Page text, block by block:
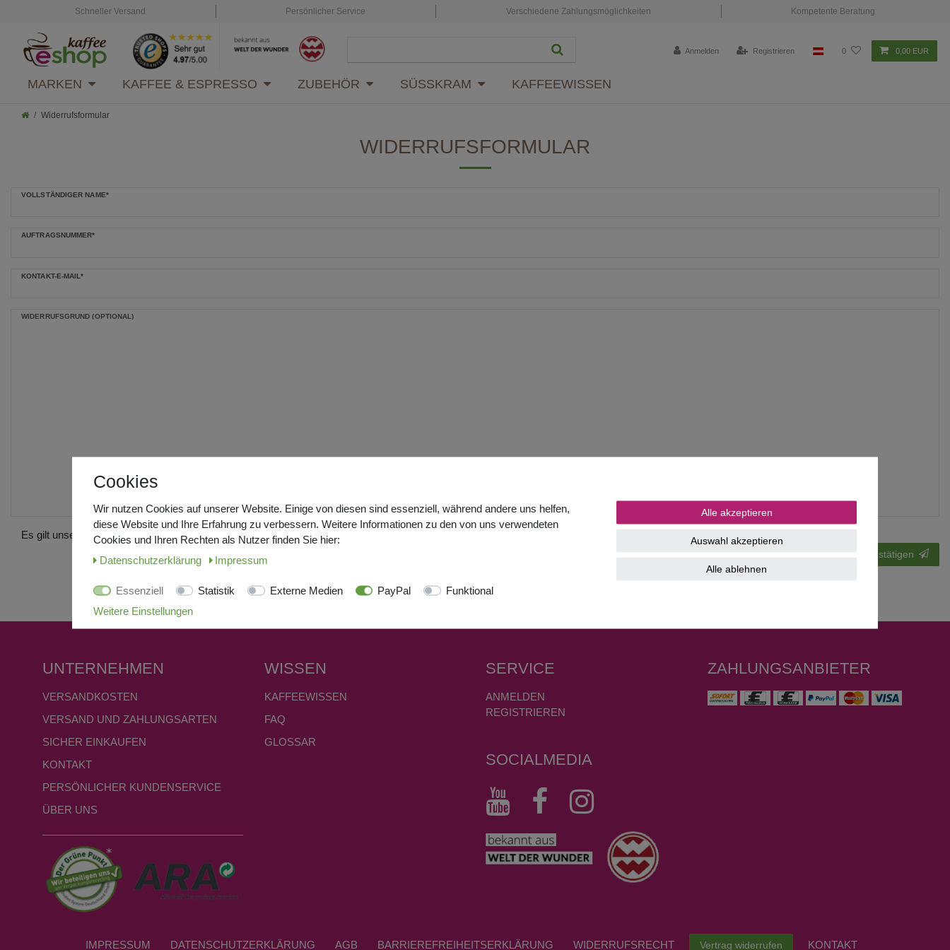
Schneller Versand Persönlicher Service Verschiedene Zahlungsmöglichkeiten Kompetente Beratung
Anmelden Registrieren 0 0,00 EUR
MARKEN KAFFEE & ESPRESSO ZUBEHÖR SÜSSKRAM KAFFEEWISSEN
Widerrufsformular
WIDERRUFS­FORMULAR
VOLLSTÄNDIGER NAME*
AUFTRAGSNUMMER*
KONTAKT-E-MAIL*
WIDERRUFSGRUND (OPTIONAL)
Es gilt unsere Daten­schutz­erklärung.
Ceres::Template.mailFormHoneypotLabel
Widerrufen bestätigen
UNTERNEHMEN
VERSANDKOSTEN
VERSAND UND ZAHLUNGSARTEN
SICHER EINKAUFEN
KONTAKT
PERSÖNLICHER KUNDENSERVICE
ÜBER UNS
WISSEN
KAFFEEWISSEN
FAQ
GLOSSAR
SERVICE
ANMELDEN
REGISTRIEREN
SOCIALMEDIA
ZAHLUNGSANBIETER
IMPRESSUM DATEN­SCHUTZ­ERKLÄRUNG AGB BARRIEREFREIHEITSERKLÄRUNG WIDERRUFS­RECHT Vertrag widerrufen KONTAKT
Cookies
Wir nutzen Cookies auf unserer Website. Einige von diesen sind essenziell, während andere uns helfen,
diese Website und Ihre Erfahrung zu verbessern. Weitere Informationen zu den von uns verwendeten
Cookies und Ihren Rechten als Nutzer finden Sie hier:
Daten­schutz­erklärung
Impressum
Essenziell Statistik Externe Medien PayPal
Funktional
Weitere Einstellungen
Alle akzeptieren
Auswahl akzeptieren
Alle ablehnen